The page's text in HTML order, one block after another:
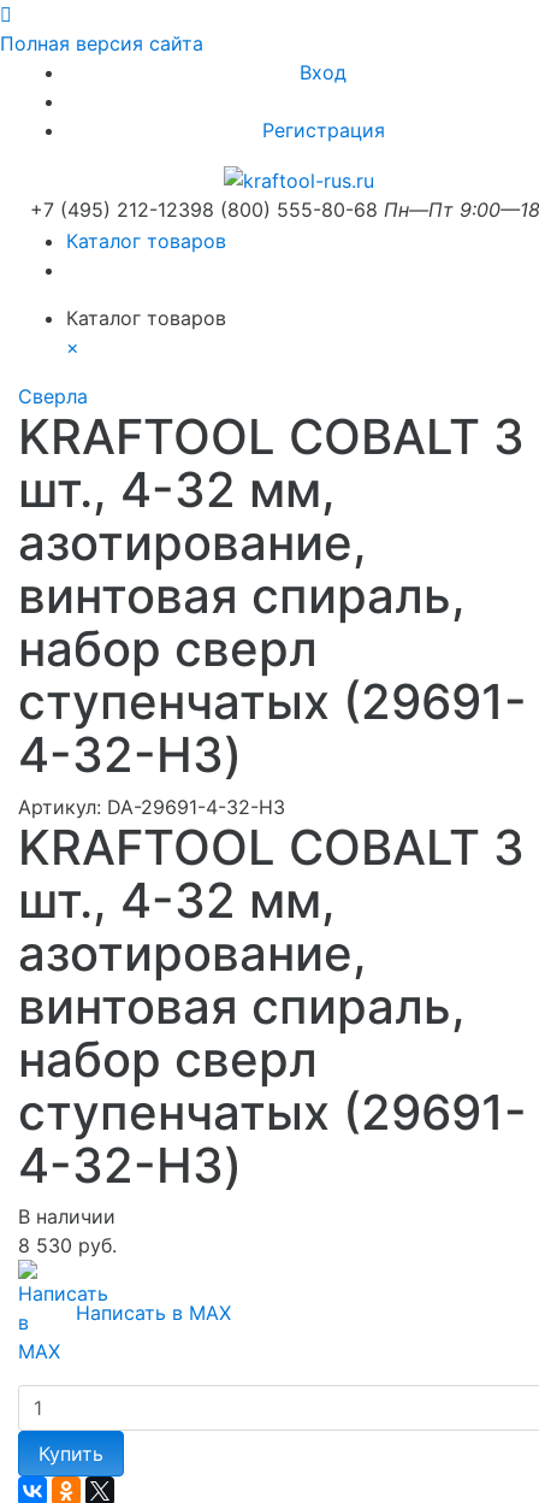
Полная версия сайта
Вход
Регистрация
+7 (495) 212-12398 (800) 555-80-68 Пн—Пт
Каталог товаров
Каталог товаров
×
Сверла
KRAFTOOL COBALT 3
шт., 4-32 мм,
азотирование,
винтовая спираль,
набор сверл
ступенчатых (29691-
4-32-H3)
Артикул: DA-29691-4-32-H3
KRAFTOOL COBALT 3
шт., 4-32 мм,
азотирование,
винтовая спираль,
набор сверл
ступенчатых (29691-
4-32-H3)
В наличии
8 530 руб.
Написать в MAX
Купить